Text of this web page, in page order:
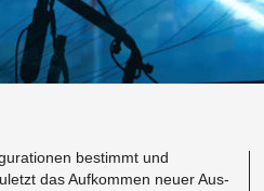
be­stimmt und
das Auf­kom­men neuer Aus­